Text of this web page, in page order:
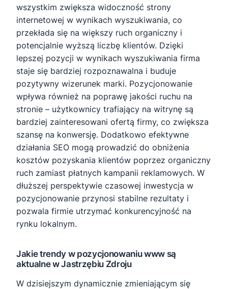
wszystkim zwiększa widoczność strony
internetowej w wynikach wyszukiwania, co
przekłada się na większy ruch organiczny i
potencjalnie wyższą liczbę klientów. Dzięki
lepszej pozycji w wynikach wyszukiwania firma
staje się bardziej rozpoznawalna i buduje
pozytywny wizerunek marki. Pozycjonowanie
wpływa również na poprawę jakości ruchu na
stronie – użytkownicy trafiający na witrynę są
bardziej zainteresowani ofertą firmy, co zwiększa
szansę na konwersję. Dodatkowo efektywne
działania SEO mogą prowadzić do obniżenia
kosztów pozyskania klientów poprzez organiczny
ruch zamiast płatnych kampanii reklamowych. W
dłuższej perspektywie czasowej inwestycja w
pozycjonowanie przynosi stabilne rezultaty i
pozwala firmie utrzymać konkurencyjność na
rynku lokalnym.
Jakie trendy w pozycjonowaniu www są
aktualne w Jastrzębiu Zdroju
W dzisiejszym dynamicznie zmieniającym się